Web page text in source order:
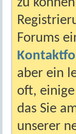
Forums
aber ein
oft, einige
das Sie
unserer